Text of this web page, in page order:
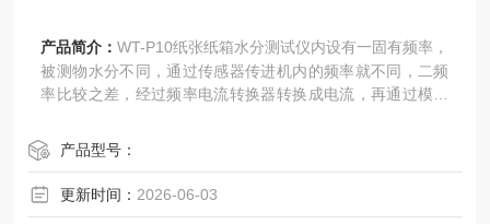
产品简介：WT-P10纸张纸箱水分测试仪内设有一固有频率，
被测物水分不同，通过传感器传进机内的频率就不同，二频
率比较之差，经过频率电流转换器转换成电流，再通过模数
产品型号：
更新时间： 2026-06-03